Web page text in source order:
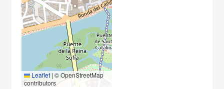
Leaflet | © OpenStreetMap
contributors